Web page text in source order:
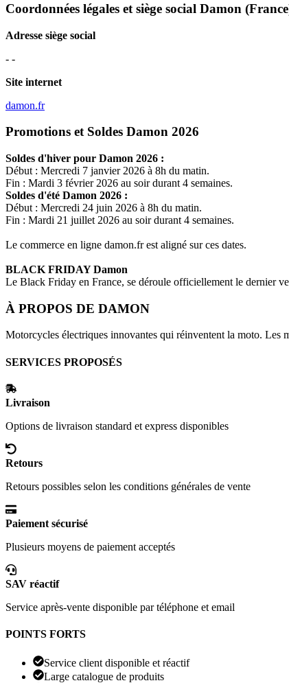
Coordonnées légales et siège social Damon
Adresse siège social
- -
Site internet
damon.fr
Promotions et Soldes Damon 2026
Soldes d'hiver pour Damon 2026 :
Début : Mercredi 7 janvier 2026 à 8h du matin.
Fin : Mardi 3 février 2026 au soir durant 4 semaines.
Soldes d'été Damon 2026 :
Début : Mercredi 24 juin 2026 à 8h du matin.
Fin : Mardi 21 juillet 2026 au soir durant 4 semaines.
Le commerce en ligne damon.frest aligné sur ces dates.
BLACK FRIDAYDamon
Le Black Friday en France, se déroule officiellement le dernier
À PROPOS DE DAMON
Motorcycles électriques innovantes qui réinventent la moto.
SERVICES PROPOSÉS
Livraison
Options de livraison standard et express disponibles
Retours
Retours possibles selon les conditions générales de vente
Paiement sécurisé
Plusieurs moyens de paiement acceptés
SAV réactif
Service après-vente disponible par téléphone et email
POINTS FORTS
Service client disponible et réactif
Large catalogue de produits